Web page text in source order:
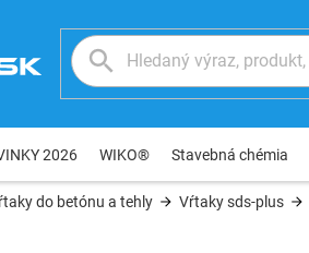
2026 WIKO® Stavebná chémia
do betónu a tehly Vŕtaky sds-plus